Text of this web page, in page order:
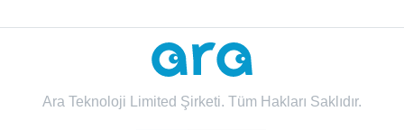
Ara Teknoloji Limited Şirketi. Tüm Hakları Saklıdır.